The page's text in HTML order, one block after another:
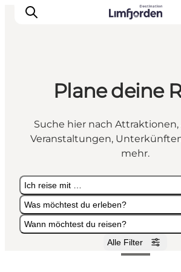
Plane deine
Suche hier nach
Veranstaltungen,
mehr.
Ich reise mit …
Was möchtest du erleben?
Wann möchtest du reisen?
Alle Filter